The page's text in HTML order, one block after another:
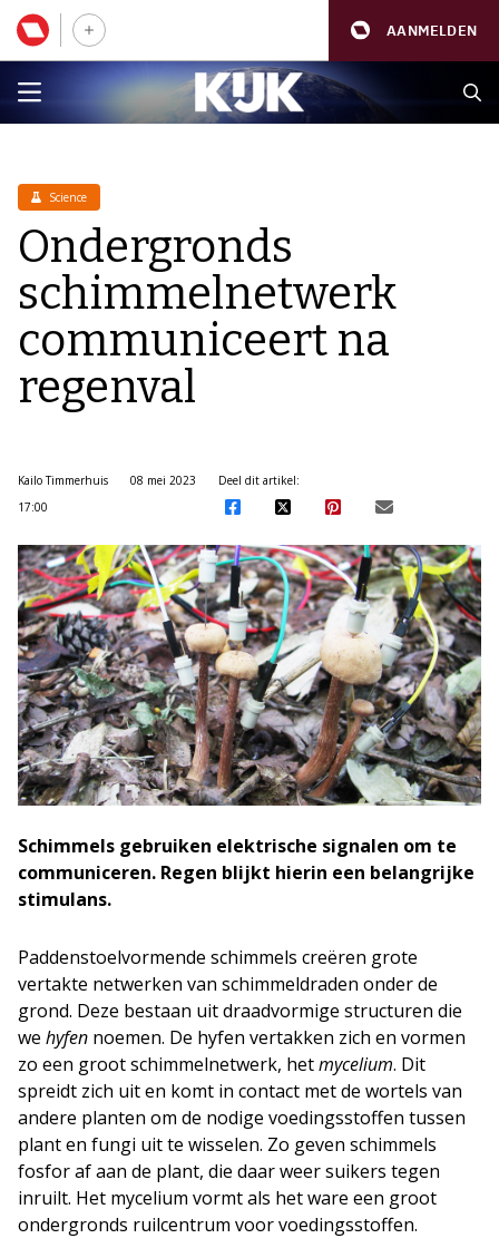
AANMELDEN
Science
Ondergronds
schimmelnetwerk
communiceert na
regenval
Kailo Timmerhuis
08 mei 2023
17:00
Deel dit artikel:
Schimmels gebruiken elektrische signalen om te
communiceren. Regen blijkt hierin een belangrijke
stimulans.
Paddenstoelvormende schimmels creëren grote
vertakte netwerken van schimmeldraden onder de
grond. Deze bestaan uit draadvormige structuren die
we hyfen noemen. De hyfen vertakken zich en vormen
zo een groot schimmelnetwerk, hetmycelium. Dit
spreidt zich uit en komt in contact met de wortels van
andere planten om de nodige voedingsstoffen tussen
plant en fungi uit te wisselen. Zo geven schimmels
fosfor af aan de plant, die daar weer suikers tegen
inruilt. Het mycelium vormt als het ware een groot
ondergronds ruilcentrum voor voedingsstoffen.